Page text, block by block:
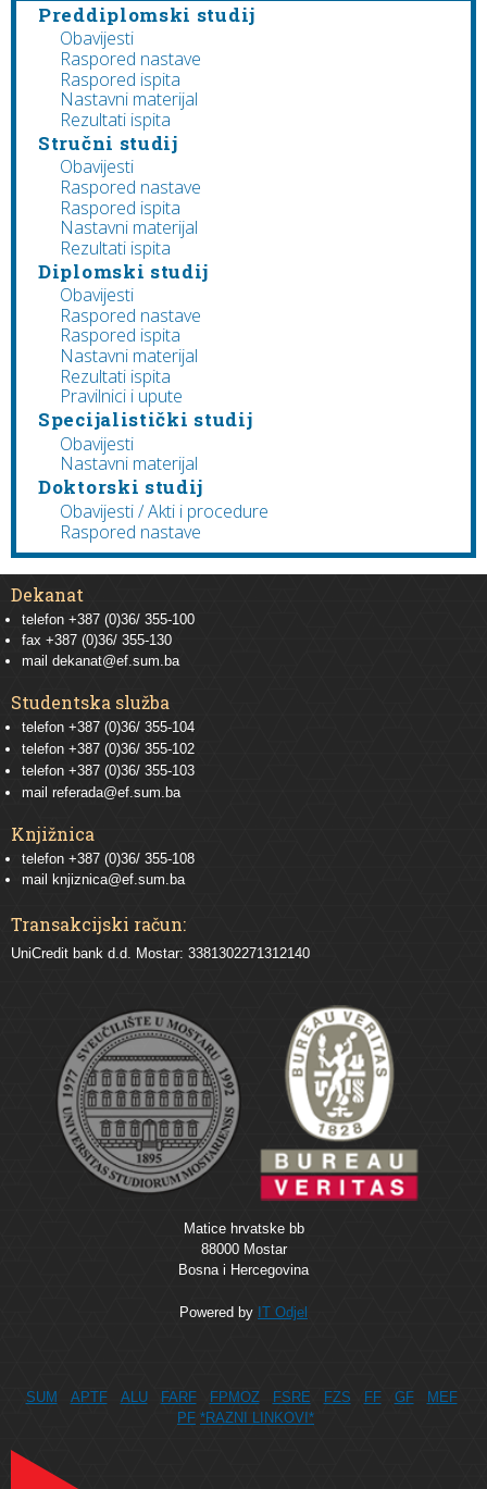
Preddiplomski studij
Obavijesti
Raspored nastave
Raspored ispita
Nastavni materijal
Rezultati ispita
Stručni studij
Obavijesti
Raspored nastave
Raspored ispita
Nastavni materijal
Rezultati ispita
Diplomski studij
Obavijesti
Raspored nastave
Raspored ispita
Nastavni materijal
Rezultati ispita
Pravilnici i upute
Specijalistički studij
Obavijesti
Nastavni materijal
Doktorski studij
Obavijesti / Akti i procedure
Raspored nastave
Dekanat
telefon +387 (0)36/ 355-100
fax +387 (0)36/ 355-130
mail dekanat@ef.sum.ba
Studentska služba
telefon +387 (0)36/ 355-104
telefon +387 (0)36/ 355-102
telefon +387 (0)36/ 355-103
mail referada@ef.sum.ba
Knjižnica
telefon +387 (0)36/ 355-108
mail knjiznica@ef.sum.ba
Transakcijski račun:
UniCredit bank d.d. Mostar: 3381302271312140
Matice hrvatske bb
88000 Mostar
Bosna i Hercegovina
Powered by IT Odjel
SUM APTF ALU FARF FPMOZ FSRE FZS FF GF
MEF
PF *RAZNI LINKOVI*